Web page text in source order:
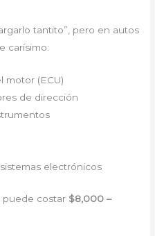
tantito”, pero en autos
carísimo:
motor (ECU)
de dirección
electrónicos
puede costar $8,000 –